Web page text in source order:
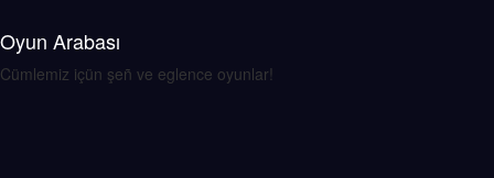
Oyun Arabası
Cümlemiz içün şeñ ve eglence oyunlar!